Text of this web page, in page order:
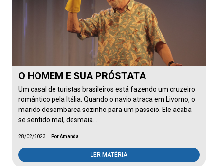
O HOMEM E SUA PRÓSTATA
Um casal de turistas brasileiros está fazendo um cruzeiro
romântico pela Itália. Quando o navio atraca em Livorno, o
marido desembarca sozinho para um passeio. Ele acaba
se sentido mal, desmaia…
28/02/2023 Por Amanda
LER MATÉRIA